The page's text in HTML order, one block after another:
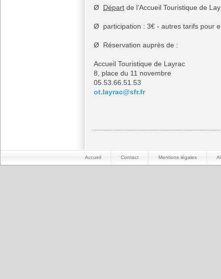
Ø Départ de l’Accueil Touristique de
Ø participation : 3€ - autres tarifs pour
Ø Réservation auprès de :
Accueil Touristique de Layrac
8, place du 11 novembre
05.53.66.51.53
ot.layrac@sfr.fr
Accueil Contact Mentions légales